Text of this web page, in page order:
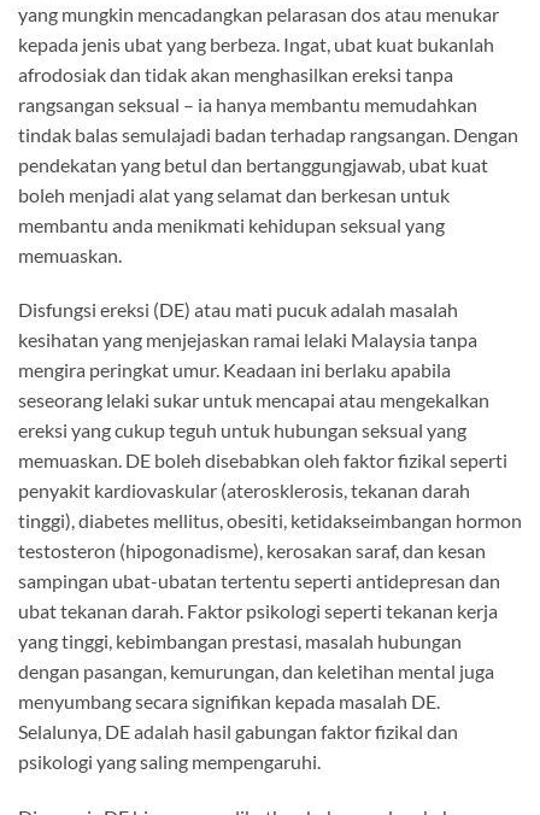
yang mungkin mencadangkan pelarasan dos atau menukar
kepada jenis ubat yang berbeza. Ingat, ubat kuat bukanlah
afrodosiak dan tidak akan menghasilkan ereksi tanpa
rangsangan seksual – ia hanya membantu memudahkan
tindak balas semulajadi badan terhadap rangsangan. Dengan
pendekatan yang betul dan bertanggungjawab, ubat kuat
boleh menjadi alat yang selamat dan berkesan untuk
membantu anda menikmati kehidupan seksual yang
memuaskan.
Disfungsi ereksi (DE) atau mati pucuk adalah masalah
kesihatan yang menjejaskan ramai lelaki Malaysia tanpa
mengira peringkat umur. Keadaan ini berlaku apabila
seseorang lelaki sukar untuk mencapai atau mengekalkan
ereksi yang cukup teguh untuk hubungan seksual yang
memuaskan. DE boleh disebabkan oleh faktor fizikal seperti
penyakit kardiovaskular (aterosklerosis, tekanan darah
tinggi), diabetes mellitus, obesiti, ketidakseimbangan hormon
testosteron (hipogonadisme), kerosakan saraf, dan kesan
sampingan ubat-ubatan tertentu seperti antidepresan dan
ubat tekanan darah. Faktor psikologi seperti tekanan kerja
yang tinggi, kebimbangan prestasi, masalah hubungan
dengan pasangan, kemurungan, dan keletihan mental juga
menyumbang secara signifikan kepada masalah DE.
Selalunya, DE adalah hasil gabungan faktor fizikal dan
psikologi yang saling mempengaruhi.